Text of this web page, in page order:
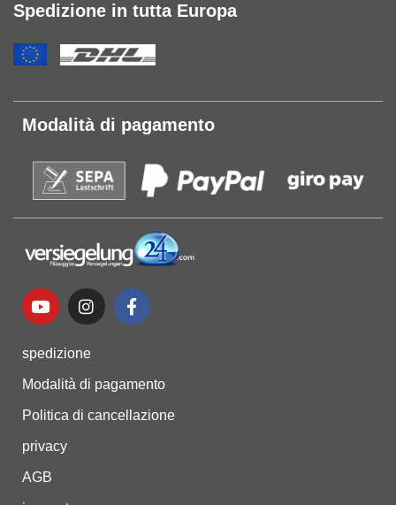
Spedizione in tutta Europa
Modalità di pagamento
spedizione
Modalità di pagamento
Politica di cancellazione
privacy
AGB